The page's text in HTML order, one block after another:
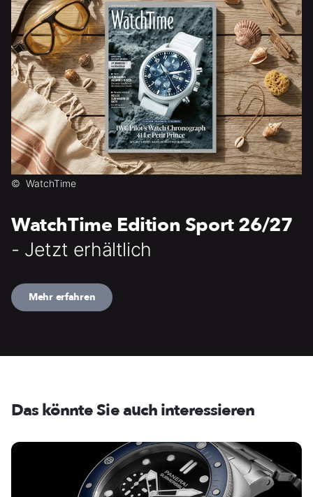
© WatchTime
WatchTime Edition Sport 26/27
- Jetzt erhältlich
Mehr erfahren
Das könnte Sie auch interessieren